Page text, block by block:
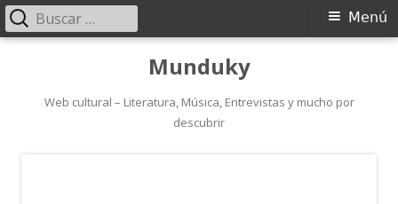
contenido
Munduky
Web cultural – Literatura, Música, Entrevistas y mucho por
descubrir
Menú
Menú
Buscar: